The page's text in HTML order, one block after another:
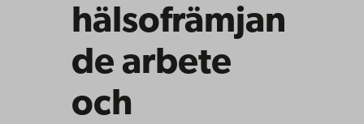
hälsofrämjan
de arbete
och